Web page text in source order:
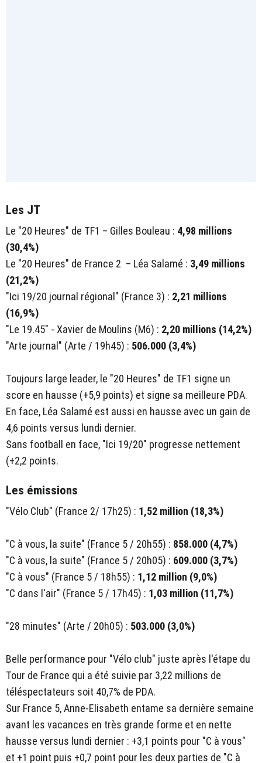
Les JT
Le "20 Heures" de TF1 – Gilles Bouleau : 4,98 millions
(30,4%)
Le "20 Heures" de France 2 – Léa Salamé : 3,49 millions
(21,2%)
"Ici 19/20 journal régional" (France 3) : 2,21 millions
(16,9%)
"Le 19.45" - Xavier de Moulins (M6) : 2,20 millions (14,2%)
"Arte journal" (Arte / 19h45) : 506.000 (3,4%)
Toujours large leader, le "20 Heures" de TF1 signe un
score en hausse (+5,9 points) et signe sa meilleure PDA.
En face, Léa Salamé est aussi en hausse avec un gain de
4,6 points versus lundi dernier.
Sans football en face, "Ici 19/20" progresse nettement
(+2,2 points.
Les émissions
"Vélo Club" (France 2/ 17h25) : 1,52 million (18,3%)
"C à vous, la suite" (France 5 / 20h55) : 858.000 (4,7%)
"C à vous, la suite" (France 5 / 20h05) : 609.000 (3,7%)
"C à vous" (France 5 / 18h55) : 1,12 million (9,0%)
"C dans l'air" (France 5 / 17h45) : 1,03 million (11,7%)
"28 minutes" (Arte / 20h05) : 503.000 (3,0%)
Belle performance pour "Vélo club" juste après l'étape du
Tour de France qui a été suivie par 3,22 millions de
téléspectateurs soit 40,7% de PDA.
Sur France 5, Anne-Elisabeth entame sa dernière semaine
avant les vacances en très grande forme et en nette
hausse versus lundi dernier : +3,1 points pour "C à vous"
et +1 point puis +0,7 point pour les deux parties de "C à